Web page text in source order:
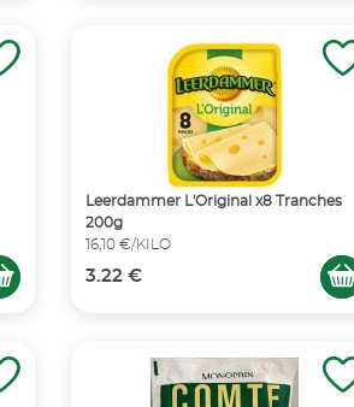
Leerdammer L'Original x8 Tranches
200g
16,10 €/KILO
3.22 €